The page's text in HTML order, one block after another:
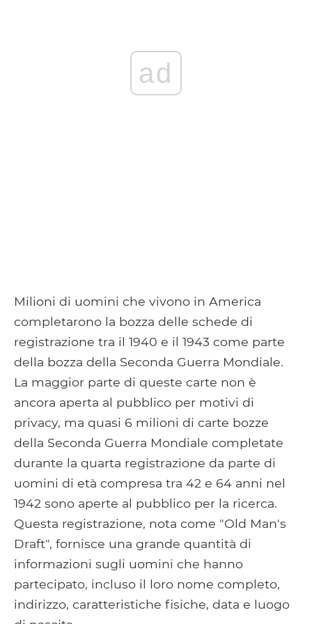
ad
Milioni di uomini che vivono in America
completarono la bozza delle schede di
registrazione tra il 1940 e il 1943 come parte
della bozza della Seconda Guerra Mondiale.
La maggior parte di queste carte non è
ancora aperta al pubblico per motivi di
privacy, ma quasi 6 milioni di carte bozze
della Seconda Guerra Mondiale completate
durante la quarta registrazione da parte di
uomini di età compresa tra 42 e 64 anni nel
1942 sono aperte al pubblico per la ricerca.
Questa registrazione, nota come "Old Man's
Draft", fornisce una grande quantità di
informazioni sugli uomini che hanno
partecipato, incluso il loro nome completo,
indirizzo, caratteristiche fisiche, data e luogo